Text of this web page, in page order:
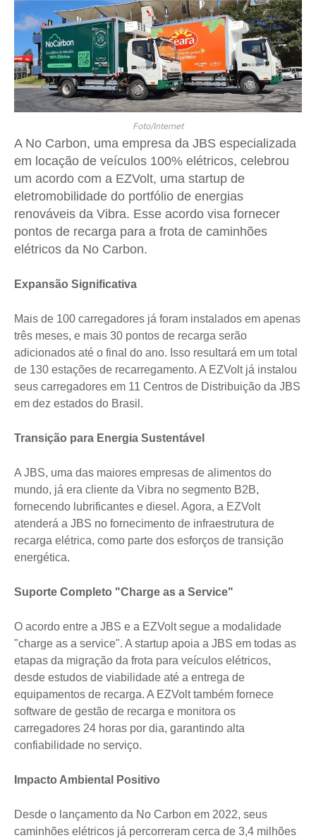
Foto/Internet
A No Carbon, uma empresa da JBS especializada
em locação de veículos 100% elétricos, celebrou
um acordo com a EZVolt, uma startup de
eletromobilidade do portfólio de energias
renováveis da Vibra. Esse acordo visa fornecer
pontos de recarga para a frota de caminhões
elétricos da No Carbon.
Expansão Significativa
Mais de 100 carregadores já foram instalados em apenas
três meses, e mais 30 pontos de recarga serão
adicionados até o final do ano. Isso resultará em um total
de 130 estações de recarregamento. A EZVolt já instalou
seus carregadores em 11 Centros de Distribuição da JBS
em dez estados do Brasil.
Transição para Energia Sustentável
A JBS, uma das maiores empresas de alimentos do
mundo, já era cliente da Vibra no segmento B2B,
fornecendo lubrificantes e diesel. Agora, a EZVolt
atenderá a JBS no fornecimento de infraestrutura de
recarga elétrica, como parte dos esforços de transição
energética.
Suporte Completo "Charge as a Service"
O acordo entre a JBS e a EZVolt segue a modalidade
"charge as a service". A startup apoia a JBS em todas as
etapas da migração da frota para veículos elétricos,
desde estudos de viabilidade até a entrega de
equipamentos de recarga. A EZVolt também fornece
software de gestão de recarga e monitora os
carregadores 24 horas por dia, garantindo alta
confiabilidade no serviço.
Impacto Ambiental Positivo
Desde o lançamento da No Carbon em 2022, seus
caminhões elétricos já percorreram cerca de 3,4 milhões